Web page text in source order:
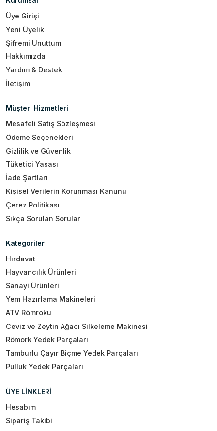
Üye Girişi
Yeni Üyelik
Şifremi Unuttum
Hakkımızda
Yardım & Destek
İletişim
Müşteri Hizmetleri
Mesafeli Satış Sözleşmesi
Ödeme Seçenekleri
Gizlilik ve Güvenlik
Tüketici Yasası
İade Şartları
Kişisel Verilerin Korunması Kanunu
Çerez Politikası
Sıkça Sorulan Sorular
Kategoriler
Hırdavat
Hayvancılık Ürünleri
Sanayi Ürünleri
Yem Hazırlama Makineleri
ATV Römroku
Ceviz ve Zeytin Ağacı Silkeleme Makinesi
Römork Yedek Parçaları
Tamburlu Çayır Biçme Yedek Parçaları
Pulluk Yedek Parçaları
ÜYE LİNKLERİ
Hesabım
Sipariş Takibi